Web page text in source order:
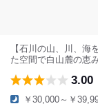
【石川の山、川、
た空間で白山麓の恵
3.00
￥30,000～￥